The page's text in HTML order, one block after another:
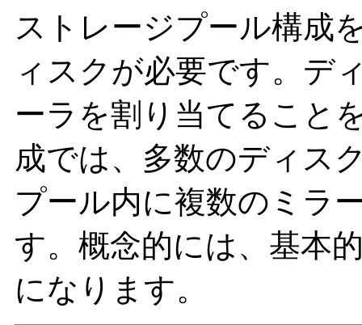
ストレージプール構成
ィスクが必要です。デ
ーラを割り当てること
成では、多数のディス
プール内に複数のミラ
す。概念的には、基本
になります。